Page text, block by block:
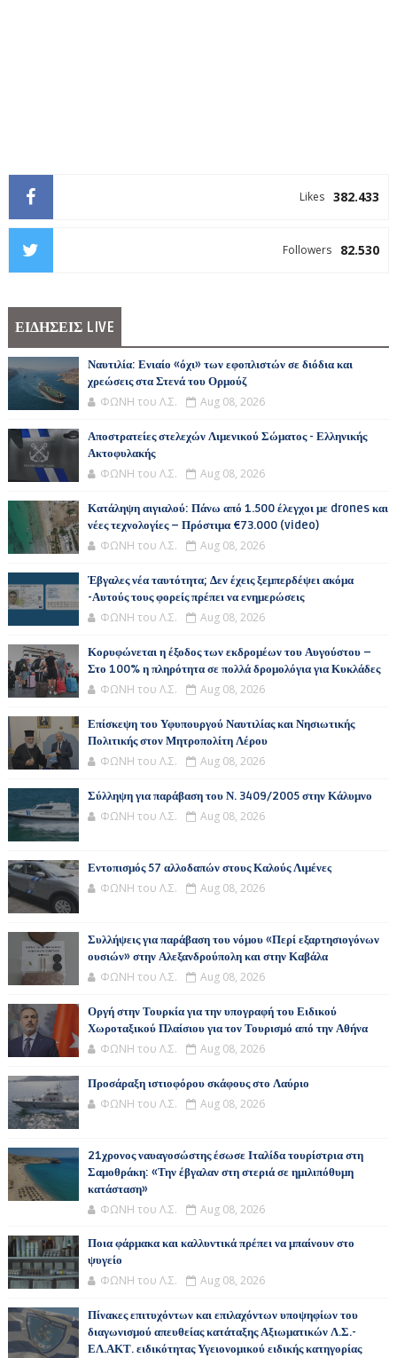
382.433
Likes
82.530
Followers
ΕΙΔΗΣΕΙΣ LIVE
Ναυτιλία: Ενιαίο «όχι» των εφοπλιστών σε διόδια και
χρεώσεις στα Στενά του Ορμούζ
ΦΩΝΗ του Λ.Σ. Aug 08, 2026
Αποστρατείες στελεχών Λιμενικού Σώματος - Ελληνικής
Ακτοφυλακής
ΦΩΝΗ του Λ.Σ. Aug 08, 2026
Κατάληψη αιγιαλού: Πάνω από 1.500 έλεγχοι με drones και
νέες τεχνολογίες – Πρόστιμα €73.000 (video)
ΦΩΝΗ του Λ.Σ. Aug 08, 2026
Έβγαλες νέα ταυτότητα; Δεν έχεις ξεμπερδέψει ακόμα
-Αυτούς τους φορείς πρέπει να ενημερώσεις
ΦΩΝΗ του Λ.Σ. Aug 08, 2026
Κορυφώνεται η έξοδος των εκδρομέων του Αυγούστου –
Στο 100% η πληρότητα σε πολλά δρομολόγια για Κυκλάδες
ΦΩΝΗ του Λ.Σ. Aug 08, 2026
Επίσκεψη του Υφυπουργού Ναυτιλίας και Νησιωτικής
Πολιτικής στον Μητροπολίτη Λέρου
ΦΩΝΗ του Λ.Σ. Aug 08, 2026
Σύλληψη για παράβαση του Ν. 3409/2005 στην Κάλυμνο
ΦΩΝΗ του Λ.Σ. Aug 08, 2026
Εντοπισμός 57 αλλοδαπών στους Καλούς Λιμένες
ΦΩΝΗ του Λ.Σ. Aug 08, 2026
Συλλήψεις για παράβαση του νόμου «Περί εξαρτησιογόνων
ουσιών» στην Αλεξανδρούπολη και στην Καβάλα
ΦΩΝΗ του Λ.Σ. Aug 08, 2026
Οργή στην Τουρκία για την υπογραφή του Ειδικού
Χωροταξικού Πλαίσιου για τον Τουρισμό από την Αθήνα
ΦΩΝΗ του Λ.Σ. Aug 08, 2026
Προσάραξη ιστιοφόρου σκάφους στο Λαύριο
ΦΩΝΗ του Λ.Σ. Aug 08, 2026
21χρονος ναυαγοσώστης έσωσε Ιταλίδα τουρίστρια στη
Σαμοθράκη: «Την έβγαλαν στη στεριά σε ημιλιπόθυμη
κατάσταση»
ΦΩΝΗ του Λ.Σ. Aug 08, 2026
Ποια φάρμακα και καλλυντικά πρέπει να μπαίνουν στο
ψυγείο
ΦΩΝΗ του Λ.Σ. Aug 08, 2026
Πίνακες επιτυχόντων και επιλαχόντων υποψηφίων του
διαγωνισμού απευθείας κατάταξης Αξιωματικών Λ.Σ.-
ΕΛ.ΑΚΤ. ειδικότητας Υγειονομικού ειδικής κατηγορίας